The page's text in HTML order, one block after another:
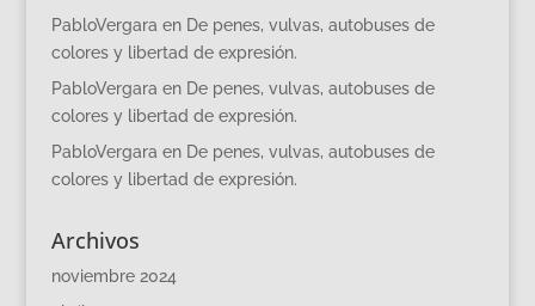
PabloVergara en De penes, vulvas, autobuses de
colores y libertad de expresión.
PabloVergara en De penes, vulvas, autobuses de
colores y libertad de expresión.
PabloVergara en De penes, vulvas, autobuses de
colores y libertad de expresión.
Archivos
noviembre 2024